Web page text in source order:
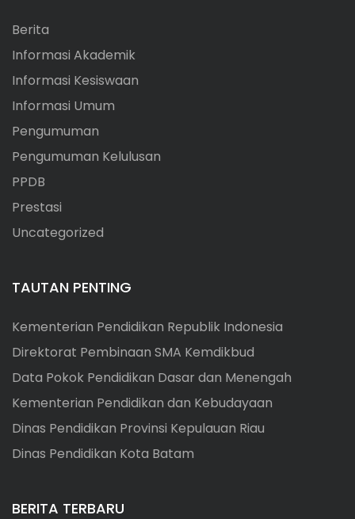
Berita
Informasi Akademik
Informasi Kesiswaan
Informasi Umum
Pengumuman
Pengumuman Kelulusan
PPDB
Prestasi
Uncategorized
TAUTAN PENTING
Kementerian Pendidikan Republik Indonesia
Direktorat Pembinaan SMA Kemdikbud
Data Pokok Pendidikan Dasar dan Menengah
Kementerian Pendidikan dan Kebudayaan
Dinas Pendidikan Provinsi Kepulauan Riau
Dinas Pendidikan Kota Batam
BERITA TERBARU